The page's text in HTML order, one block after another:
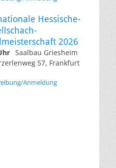
Hessische-
2026
Saalbau Griesheim
57, Frankfurt
Anmeldung